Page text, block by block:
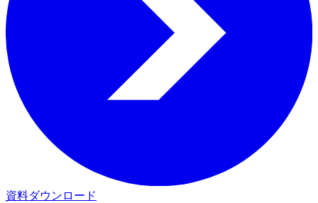
資料ダウンロード